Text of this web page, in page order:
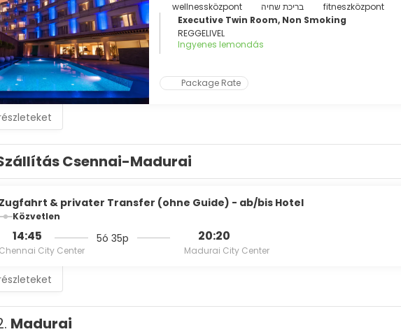
wellnessközpont
בריכת שחיה
fitneszközpont
Executive Twin Room, Non Smoking
REGGELIVEL
Ingyenes lemondás
Package Rate
Csennai-Madurai
Zugfahrt & privater Transfer (ohne Guide) - ab/bis Hotel
Közvetlen
14:45
Chennai City Center
5ó 35p 20:20
Madurai City Center
Madurai